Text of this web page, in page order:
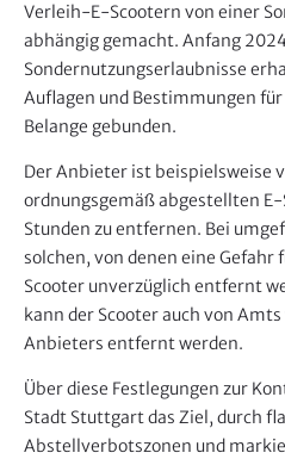
Verleih-E-Scootern von einer
abhängig gemacht. Anfang
Sondernutzungserlaubnisse
Auflagen und Bestimmungen
Belange gebunden.
Der Anbieter ist beispielsweise
ordnungsgemäß abgestellten
Stunden zu entfernen. Bei
solchen, von denen eine Gefahr
Scooter unverzüglich entfernt
kann der Scooter auch von
Anbieters entfernt werden.
Über diese Festlegungen zur
Stadt Stuttgart das Ziel, durch
Abstellverbotszonen und